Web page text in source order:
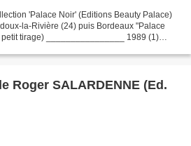
'Palace Noir' (Editions Beauty Palace)
la-Rivière (24) puis Bordeaux "Palace
tirage) ________________ 1989 (1)
Roger SALARDENNE (Ed.